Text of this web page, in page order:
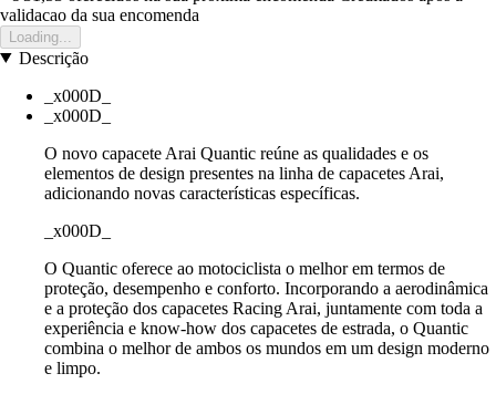
validacao da sua encomenda
Loading...
Descrição
_x000D_
_x000D_
O novo capacete Arai Quantic reúne as qualidades e os
elementos de design presentes na linha de capacetes Arai,
adicionando novas características específicas.
_x000D_
O Quantic oferece ao motociclista o melhor em termos de
proteção, desempenho e conforto. Incorporando a aerodinâmica
e a proteção dos capacetes Racing Arai, juntamente com toda a
experiência e know-how dos capacetes de estrada, o Quantic
combina o melhor de ambos os mundos em um design moderno
e limpo.